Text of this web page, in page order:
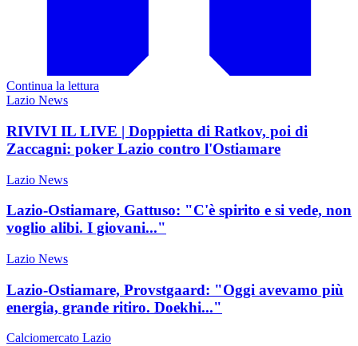
Continua la lettura
Lazio News
RIVIVI IL LIVE | Doppietta di Ratkov, poi di
Zaccagni: poker Lazio contro l'Ostiamare
Lazio News
Lazio-Ostiamare, Gattuso: "C'è spirito e si vede, non
voglio alibi. I giovani..."
Lazio News
Lazio-Ostiamare, Provstgaard: "Oggi avevamo più
energia, grande ritiro. Doekhi..."
Calciomercato Lazio